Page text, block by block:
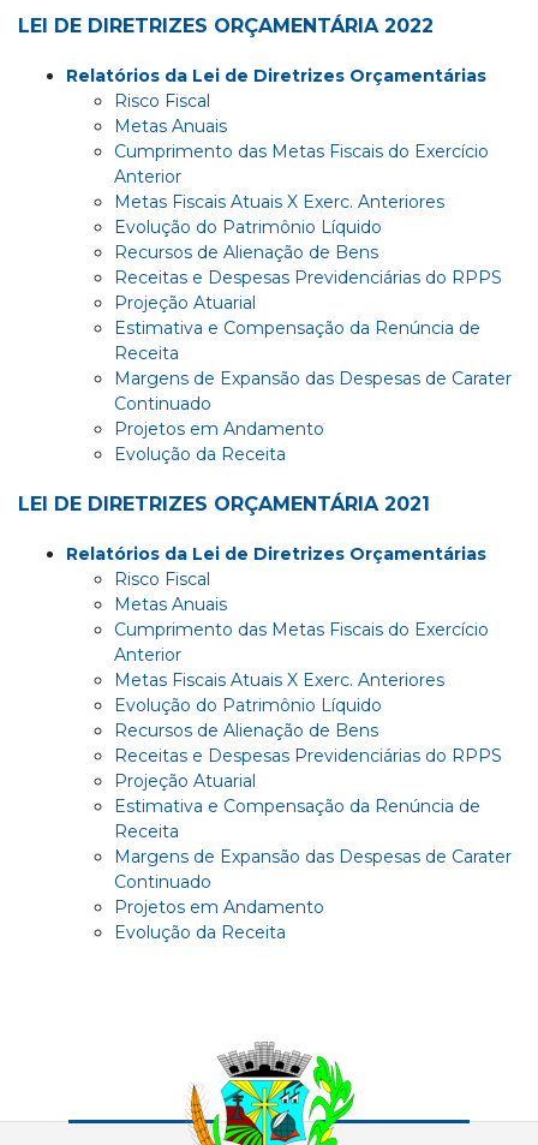
LEI DE DIRETRIZES ORÇAMENTÁRIA 2022
Relatórios da Lei de Diretrizes Orçamentárias
Risco Fiscal
Metas Anuais
Cumprimento das Metas Fiscais do Exercício
Anterior
Metas Fiscais Atuais X Exerc. Anteriores
Evolução do Patrimônio Líquido
Recursos de Alienação de Bens
Receitas e Despesas Previdenciárias do RPPS
Projeção Atuarial
Estimativa e Compensação da Renúncia de
Receita
Margens de Expansão das Despesas de Carater
Continuado
Projetos em Andamento
Evolução da Receita
LEI DE DIRETRIZES ORÇAMENTÁRIA 2021
Relatórios da Lei de Diretrizes Orçamentárias
Risco Fiscal
Metas Anuais
Cumprimento das Metas Fiscais do Exercício
Anterior
Metas Fiscais Atuais X Exerc. Anteriores
Evolução do Patrimônio Líquido
Recursos de Alienação de Bens
Receitas e Despesas Previdenciárias do RPPS
Projeção Atuarial
Estimativa e Compensação da Renúncia de
Receita
Margens de Expansão das Despesas de Carater
Continuado
Projetos em Andamento
Evolução da Receita